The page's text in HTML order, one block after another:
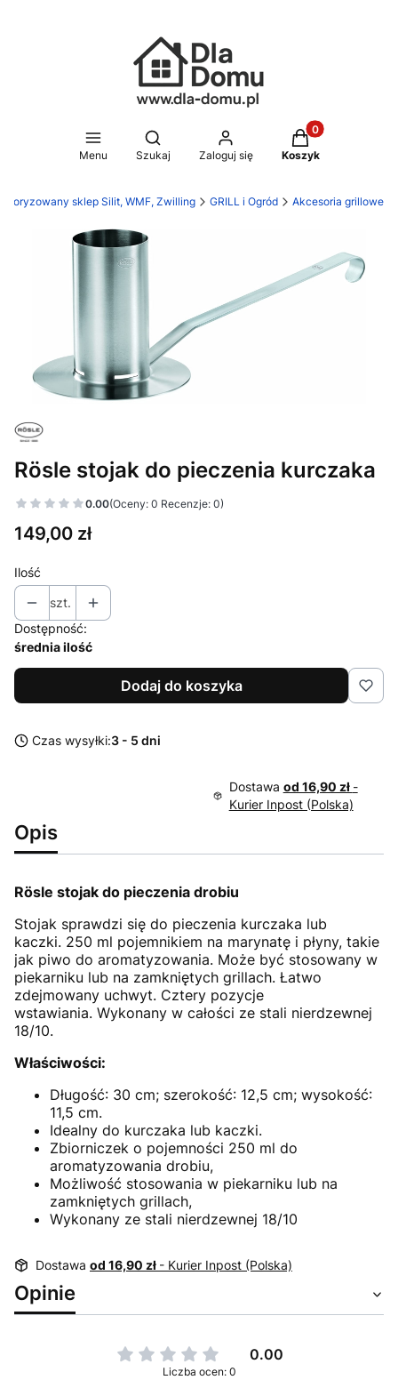
Menu
Otwórz wyszukiwarkę
Szukaj Zaloguj się
Produkty w
Koszyk
sklep Silit, WMF, Zwilling GRILL i Ogród Akcesoria grillowe
Rösle stojak do pieczenia kurczaka
0.00(Oceny: 0 Recenzje: 0)
Cena
149,00 zł
Ilość
szt.
Dostępność:
średnia ilość
Dodaj do koszyka
Czas wysyłki:3 - 5 dni
Dostawa od 16,90 zł -
Kurier Inpost (Polska)
Opis
Rösle stojak do pieczenia drobiu
Stojak sprawdzi się do pieczenia kurczaka lub
kaczki. 250 ml pojemnikiem na marynatę i płyny, takie
jak piwo do aromatyzowania. Może być stosowany w
piekarniku lub na zamkniętych grillach. Łatwo
zdejmowany uchwyt. Cztery pozycje
wstawiania. Wykonany w całości ze stali nierdzewnej
18/10.
Właściwości:
Długość: 30 cm; szerokość: 12,5 cm; wysokość:
11,5 cm.
Idealny do kurczaka lub kaczki.
Zbiorniczek o pojemności 250 ml do
aromatyzowania drobiu,
Możliwość stosowania w piekarniku lub na
zamkniętych grillach,
Wykonany ze stali nierdzewnej 18/10
Dostawa od 16,90 zł - Kurier Inpost (Polska)
Opinie
0.00
Liczba ocen: 0